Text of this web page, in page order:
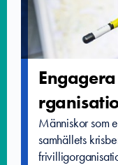
Människor som
samhällets